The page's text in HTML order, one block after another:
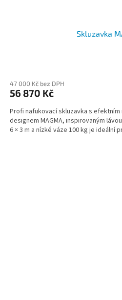
Skluzavka
47 000 Kč bez DPH
56 870 Kč
Profi nafukovací skluzavka s
designem MAGMA, inspirovaným
6 × 3 m a nízké váze 100 kg je ideální